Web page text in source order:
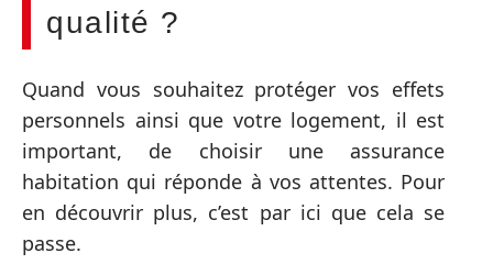
qualité ?
Quand vous souhaitez protéger vos effets
personnels ainsi que votre logement, il est
important, de choisir une assurance
habitation qui réponde à vos attentes. Pour
en découvrir plus, c’est par ici que cela se
passe.